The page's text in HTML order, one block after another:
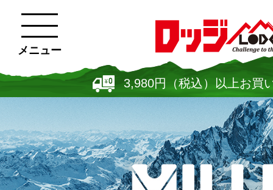
3,980円（税込）以上お買
メニュー